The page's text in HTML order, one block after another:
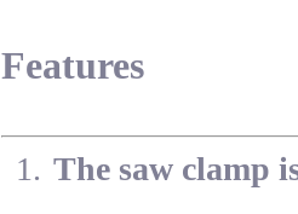
Features
The saw clamp